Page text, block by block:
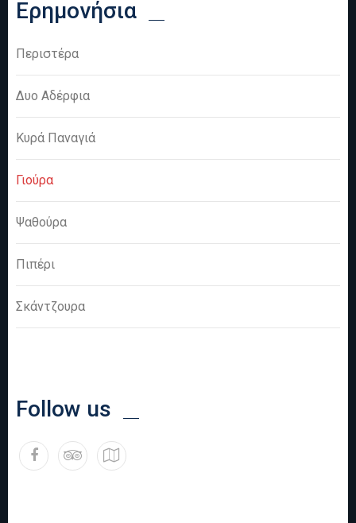
Ερημονήσια
Περιστέρα
Δυο Αδέρφια
Κυρά Παναγιά
Γιούρα
Ψαθούρα
Πιπέρι
Σκάντζουρα
Follow us